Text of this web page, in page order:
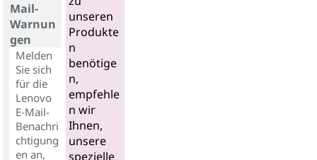
Mail-
Warnun
gen
Melden
Sie sich
für die
Lenovo
E-Mail-
Benachri
chtigung
en an,
unseren
Produkte
n
benötige
n,
empfehle
n wir
Ihnen,
unsere
spezielle